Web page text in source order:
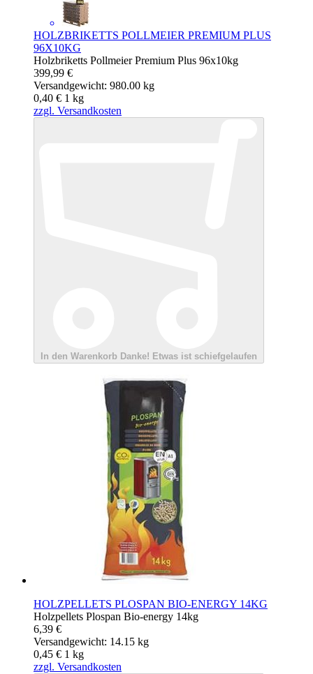
HOLZBRIKETTS POLLMEIER PREMIUM PLUS
96X10KG
Holzbriketts Pollmeier Premium Plus 96x10kg
399,99 €
Versandgewicht: 980.00 kg
0,40 € 1 kg
zzgl. Versandkosten
In den Warenkorb Danke! Etwas ist schiefgelaufen
HOLZPELLETS PLOSPAN BIO-ENERGY 14KG
Holzpellets Plospan Bio-energy 14kg
6,39 €
Versandgewicht: 14.15 kg
0,45 € 1 kg
zzgl. Versandkosten